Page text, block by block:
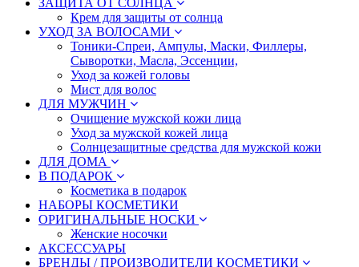
Крем для защиты от солнца
УХОД ЗА ВОЛОСАМИ
Тоники-Спреи, Ампулы, Маски, Филлеры,
Сыворотки, Масла, Эссенции,
Уход за кожей головы
Мист для волос
ДЛЯ МУЖЧИН
Очищение мужской кожи лица
Уход за мужской кожей лица
Солнцезащитные средства для мужской кожи
ДЛЯ ДОМА
В ПОДАРОК
Косметика в подарок
НАБОРЫ КОСМЕТИКИ
ОРИГИНАЛЬНЫЕ НОСКИ
Женские носочки
АКСЕССУАРЫ
БРЕНДЫ / ПРОИЗВОДИТЕЛИ КОСМЕТИКИ